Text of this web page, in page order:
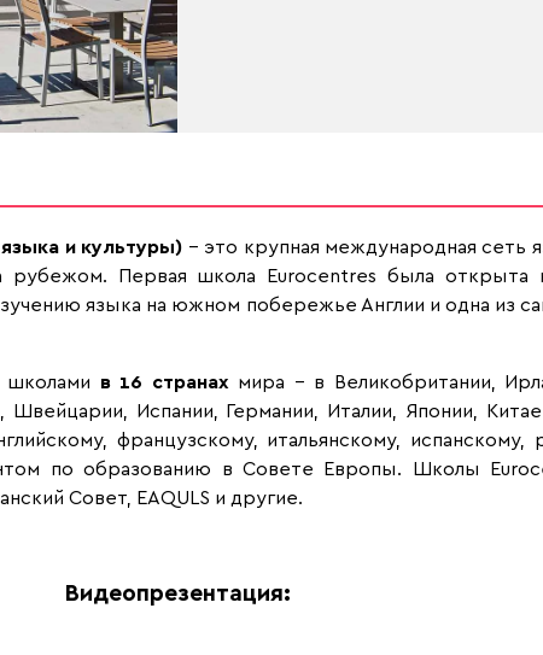
и культуры) – это крупная международная сеть
Первая школа Eurocentres была открыта
языка на южном побережье Англии и одна из
школами в 16 странах мира – в Великобритании,
Испании, Германии, Италии, Японии,
французскому, итальянскому, испанскому,
по образованию в Совете Европы. Школы
Совет, EAQULS и другие.
Видеопрезентация: